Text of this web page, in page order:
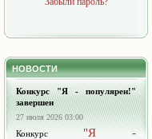
НОВОСТИ
Конкурс "Я - популярен!"
завершен
27 июля 2026 03:00
Конкурс "Я -